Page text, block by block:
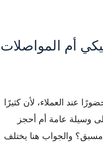
أم المواصلات
عند العملاء، لأن كثيرًا
وسيلة عامة أم أحجز
والجواب هنا يختلف